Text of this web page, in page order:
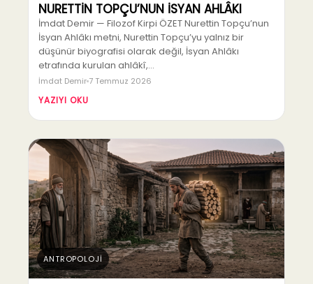
NURETTİN TOPÇU’NUN İSYAN AHLÂKI
İmdat Demir — Filozof Kirpi ÖZET Nurettin Topçu’nun
İsyan Ahlâkı metni, Nurettin Topçu’yu yalnız bir
düşünür biyografisi olarak değil, İsyan Ahlâkı
etrafında kurulan ahlâkî,…
İmdat Demir 7 Temmuz 2026
YAZIYI OKU
ANTROPOLOJİ